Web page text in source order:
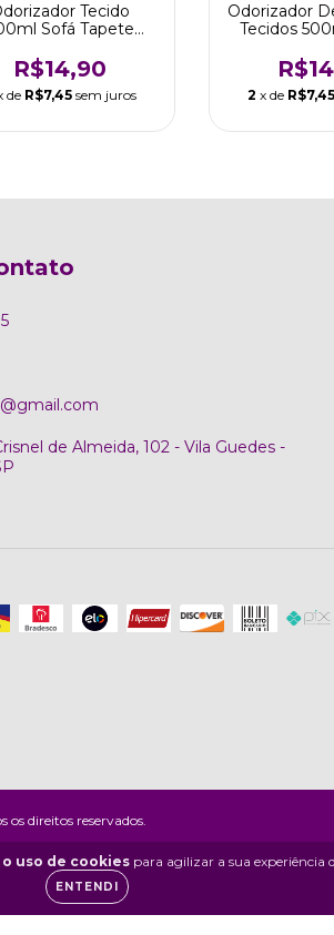
uso de cookiespara agilizar a sua experiência
ENTENDI
Tecido
Sofá Tapete
R$14,90
de R$7,45 sem juros
Odorizador
Tecidos
2 x de R$7,45
de Almeida, 102 - Vila Guedes -
direitos reservados.